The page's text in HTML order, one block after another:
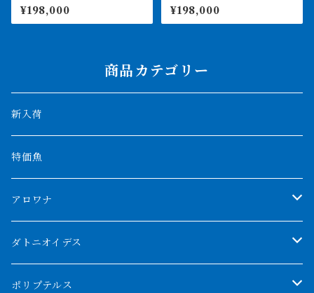
F4 20㎝前後 PT.ARWANA
LESTARI アジアアロワナ 紅
龍 260-005129
¥198,000
4 19㎝前後 PT.ARWANA L
ESTARI アジアアロワナ 紅
龍 260-005128
¥198,000
商品カテゴリー
新入荷
特価魚
アロワナ
クンパイ
アブソリュートレッド
ダトニオイデス
シャムタイガー
ポリプテルス